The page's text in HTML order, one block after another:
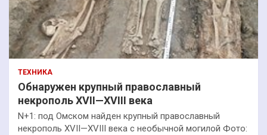
ТЕХНИКА
Обнаружен крупный православный
некрополь XVII—XVIII века
N+1: под Омском найден крупный православный
некрополь XVII—XVIII века с необычной могилой Фото: